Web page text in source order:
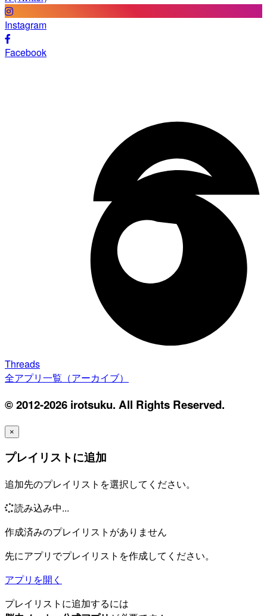
Instagram
Facebook
Threads
全アプリ一覧（アーカイブ）
© 2012-2026 irotsuku. All Rights Reserved.
×
プレイリストに追加
追加先のプレイリストを選択してください。
読み込み中...
作成済みのプレイリストがありません
先にアプリでプレイリストを作成してください。
アプリを開く
プレイリストに追加するには